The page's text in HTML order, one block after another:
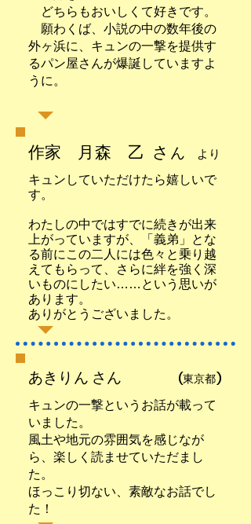
どちらもおいしくて好きです。
願わくば、小説の中の数年後の
外ヶ浜に、キュンの一撃を提供す
るパン屋さんが爆誕していますよ
うに。
作家 月森 乙 さ ん より
キュンしていただけたら嬉しいで
す。
わたしの中ではすでに続きが出来
上がっていますが、「義弟」とな
る前にこの二人には色々と乗り越
えてもらって、さらに絆を強く深
いものにしたい……という思いが
あります。
ありがとうございました。
​あきりん さん (東京都)
キュンの一撃というお話が載って
いました。
風土や地元の雰囲気を感じなが
ら、楽しく読ませていただまし
た。
ほっこり切ない、素敵なお話でし
た！